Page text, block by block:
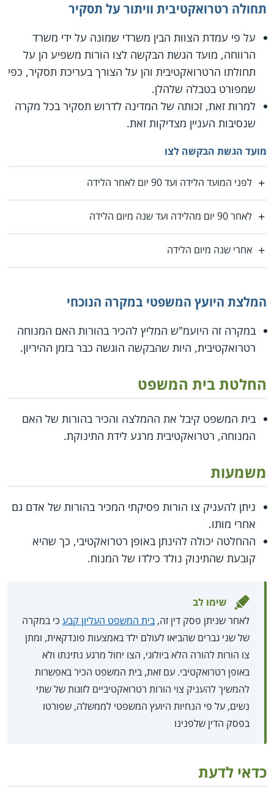
תחולה רטרואקטיבית וויתור על תסקיר
על פי עמדת הצוות הבין משרדי שמונה על ידי משרד
הרווחה, מועד הגשת הבקשה לצו הורות משפיע הן על
תחולתו הרטרואקטיבית והן על הצורך בעריכת תסקיר, כפי
שמפורט בטבלה שלהלן.
למרות זאת, זכותה של המדינה לדרוש תסקיר בכל מקרה
שנסיבות העניין מצדיקות זאת.
מועד הגשת הבקשה לצו
לפני המועד הלידה ועד 90 יום לאחר הלידה
לאחר 90 יום מהלידה ועד שנה מיום הלידה
אחרי שנה מיום הלידה
המלצת היועץ המשפטי במקרה הנוכחי
במקרה זה היועמ"ש המליץ להכיר בהורות האם המנוחה
רטרואקטיבית, היות שהבקשה הוגשה כבר בזמן ההיריון.
החלטת בית המשפט
בית המשפט קיבל את ההמלצה והכיר בהורות של האם
המנוחה, רטרואקטיבית מרגע לידת התינוקת.
משמעות
ניתן להעניק צו הורות פסיקתי המכיר בהורות של אדם גם
אחרי מותו.
ההחלטה יכולה להינתן באופן רטרואקטיבי, כך שהיא
קובעת שהתינוק נולד כילדו של המנוח.
שימו לב
לאחר שניתן פסק דין זה, בית המשפט העליון קבע כי במקרה
של שני גברים שהביאו לעולם ילד באמצעות פונדקאית, ומתן
צו הורות להורה הלא ביולוגי, הצו יחול מרגע נתינתו ולא
באופן רטרואקטיבי. עם זאת, בית המשפט הכיר באפשרות
להמשיך להעניק צוי הורות רטרואקטיביים לזוגות של שתי
נשים, על פי הנחיות היועץ המשפטי לממשלה, שפורטו
בפסק הדין שלפנינו
כדאי לדעת